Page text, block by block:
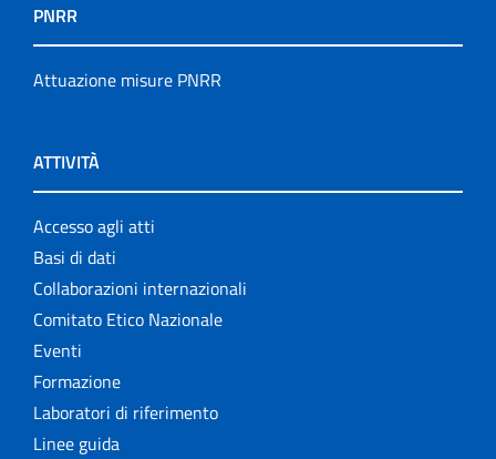
PNRR
Attuazione misure PNRR
ATTIVITÀ
Accesso agli atti
Basi di dati
Collaborazioni internazionali
Comitato Etico Nazionale
Eventi
Formazione
Laboratori di riferimento
Linee guida